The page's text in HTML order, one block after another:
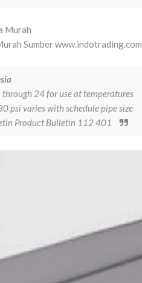
Sumber www.indotrading.com
through 24 for use at temperatures
psi varies with schedule pipe size
Product Bulletin 112 401